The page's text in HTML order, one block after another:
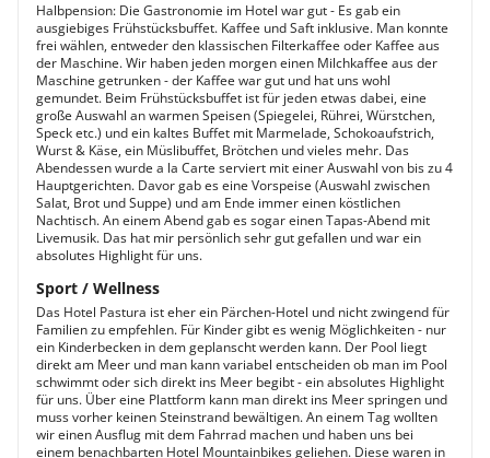
Halbpension: Die Gastronomie im Hotel war gut - Es gab ein
ausgiebiges Frühstücksbuffet. Kaffee und Saft inklusive. Man konnte
frei wählen, entweder den klassischen Filterkaffee oder Kaffee aus
der Maschine. Wir haben jeden morgen einen Milchkaffee aus der
Maschine getrunken - der Kaffee war gut und hat uns wohl
gemundet. Beim Frühstücksbuffet ist für jeden etwas dabei, eine
große Auswahl an warmen Speisen (Spiegelei, Rührei, Würstchen,
Speck etc.) und ein kaltes Buffet mit Marmelade, Schokoaufstrich,
Wurst & Käse, ein Müslibuffet, Brötchen und vieles mehr. Das
Abendessen wurde a la Carte serviert mit einer Auswahl von bis zu 4
Hauptgerichten. Davor gab es eine Vorspeise (Auswahl zwischen
Salat, Brot und Suppe) und am Ende immer einen köstlichen
Nachtisch. An einem Abend gab es sogar einen Tapas-Abend mit
Livemusik. Das hat mir persönlich sehr gut gefallen und war ein
absolutes Highlight für uns.
Sport / Wellness
Das Hotel Pastura ist eher ein Pärchen-Hotel und nicht zwingend für
Familien zu empfehlen. Für Kinder gibt es wenig Möglichkeiten - nur
ein Kinderbecken in dem geplanscht werden kann. Der Pool liegt
direkt am Meer und man kann variabel entscheiden ob man im Pool
schwimmt oder sich direkt ins Meer begibt - ein absolutes Highlight
für uns. Über eine Plattform kann man direkt ins Meer springen und
muss vorher keinen Steinstrand bewältigen. An einem Tag wollten
wir einen Ausflug mit dem Fahrrad machen und haben uns bei
einem benachbarten Hotel Mountainbikes geliehen. Diese waren in